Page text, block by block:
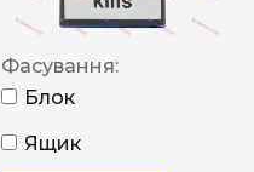
Фасування:
Блок
Ящик